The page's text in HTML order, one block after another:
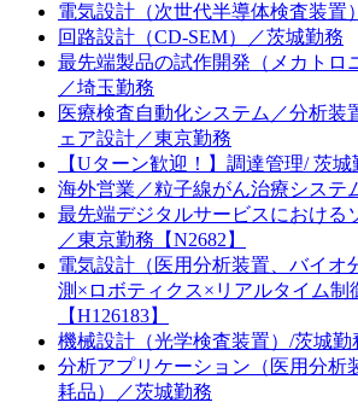
電気設計（次世代半導体検査装置
回路設計（CD-SEM）／茨城勤務
最先端製品の試作開発（メカトロ
／埼玉勤務
医療検査自動化システム／分析装
ェア設計／東京勤務
【Uターン歓迎！】調達管理/ 茨
海外営業／粒子線がん治療システ
最先端デジタルサービスにおける
／東京勤務【N2682】
電気設計（医用分析装置、バイオ
測×ロボティクス×リアルタイム制
【H126183】
機械設計（光学検査装置）/茨城勤
分析アプリケーション（医用分析
耗品）／茨城勤務